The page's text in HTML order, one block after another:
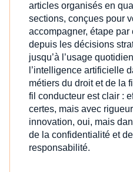
articles organisés en
sections, conçues pour
accompagner, étape par
depuis les décisions
jusqu’à l’usage
l’intelligence artificielle
métiers du droit et de la
fil conducteur est clair :
certes, mais avec
innovation, oui, mais
de la confidentialité et
responsabilité.